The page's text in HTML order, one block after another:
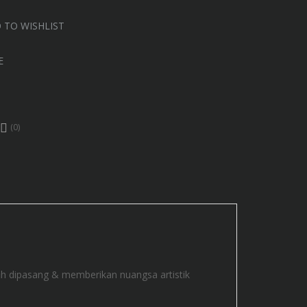
TO WISHLIST
(0)
dipasang & memberikan nuangsa artistik